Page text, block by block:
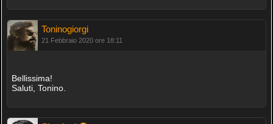
Toninogiorgi
21 Febbraio 2020 ore 18:11
Bellissima!
Saluti, Tonino.